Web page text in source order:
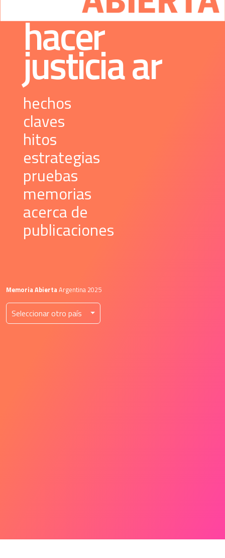
hacer
justicia ar
hechos
claves
hitos
estrategias
pruebas
memorias
acerca de
publicaciones
Memoria Abierta Argentina 2025
Seleccionar otro país